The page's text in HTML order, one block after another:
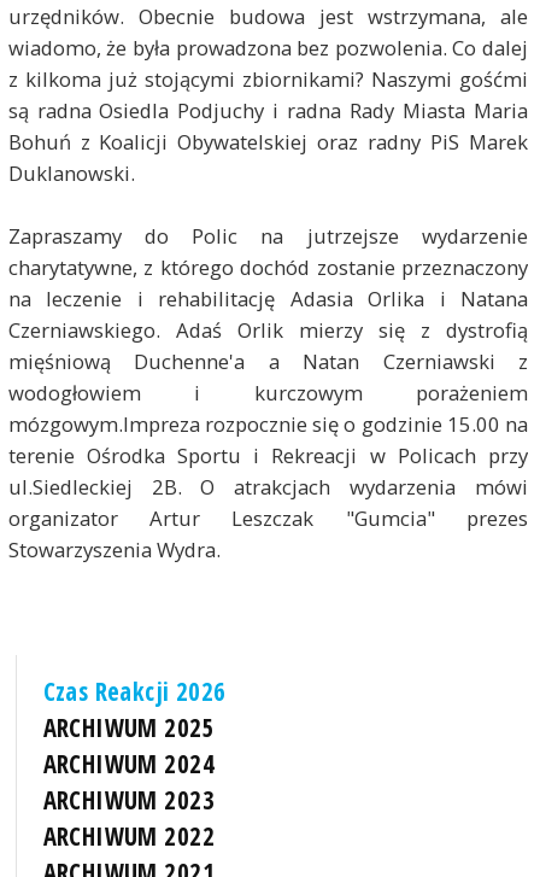
urzędników. Obecnie budowa jest wstrzymana, ale
wiadomo, że była prowadzona bez pozwolenia. Co dalej
z kilkoma już stojącymi zbiornikami? Naszymi gośćmi
są radna Osiedla Podjuchy i radna Rady Miasta Maria
Bohuń z Koalicji Obywatelskiej oraz radny PiS Marek
Duklanowski.
Zapraszamy do Polic na jutrzejsze wydarzenie
charytatywne, z którego dochód zostanie przeznaczony
na leczenie i rehabilitację Adasia Orlika i Natana
Czerniawskiego. Adaś Orlik mierzy się z dystrofią
mięśniową Duchenne'a a Natan Czerniawski z
wodogłowiem i kurczowym porażeniem
mózgowym.Impreza rozpocznie się o godzinie 15.00 na
terenie Ośrodka Sportu i Rekreacji w Policach przy
ul.Siedleckiej 2B. O atrakcjach wydarzenia mówi
organizator Artur Leszczak "Gumcia" prezes
Stowarzyszenia Wydra.
Czas Reakcji 2026
ARCHIWUM 2025
ARCHIWUM 2024
ARCHIWUM 2023
ARCHIWUM 2022